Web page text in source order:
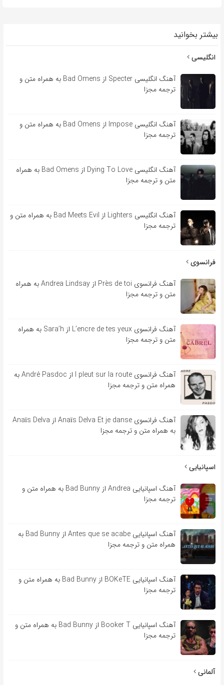
بیشتر بخوانید
انگلیسی
آهنگ انگلیسی Specter از Bad Omens به همراه متن و
ترجمه مجزا
آهنگ انگلیسی Impose از Bad Omens به همراه متن و
ترجمه مجزا
آهنگ انگلیسی Dying To Love از Bad Omens به همراه
متن و ترجمه مجزا
آهنگ انگلیسی Lighters از Bad Meets Evil به همراه متن و
ترجمه مجزا
فرانسوی
آهنگ فرانسوی Près de toi از Andrea Lindsay به همراه
متن و ترجمه مجزا
آهنگ فرانسوی L’encre de tes yeux از Sara’h به همراه
متن و ترجمه مجزا
آهنگ فرانسوی l pleut sur la route از André Pasdoc به
همراه متن و ترجمه مجزا
آهنگ فرانسوی Anaïs Delva Et je danse از Anaïs Delva
به همراه متن و ترجمه مجزا
اسپانیایی
آهنگ اسپانیایی Andrea از Bad Bunny به همراه متن و
ترجمه مجزا
آهنگ اسپانیایی Antes que se acabe از Bad Bunny به
همراه متن و ترجمه مجزا
آهنگ اسپانیایی BOKeTE از Bad Bunny به همراه متن و
ترجمه مجزا
آهنگ اسپانیایی Booker T از Bad Bunny به همراه متن و
ترجمه مجزا
آلمانی